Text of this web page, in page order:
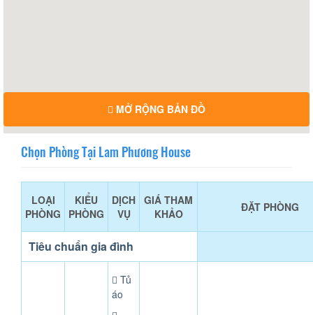
MỞ RỘNG BẢN ĐỒ
Chọn Phòng Tại Lam Phương House
LOẠI
PHÒNG
KIỂU
PHÒNG
DỊCH
VỤ
GIÁ THAM
KHẢO
ĐẶT PHÒNG
Tiêu chuẩn gia đình
Tủ
áo